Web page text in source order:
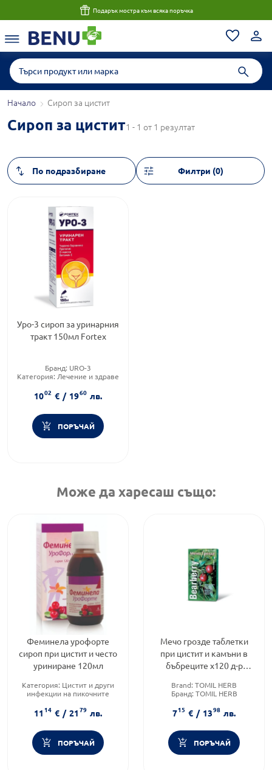
Подарък мостра към всяка поръчка
Начало Сироп за цистит
Сироп за цистит1 - 1 от 1 резултат
Филтри (0)
Уро-3 сироп за уринарния
тракт 150мл Fortex
Бранд: URO-3
Категория: Лечение и здраве
1002 € / 1960 лв.
ПОРЪЧАЙ
Може да харесаш също:
Феминела урофорте
сироп при цистит и често
уриниране 120мл
Категория: Цистит и други
инфекции на пикочните
Предназначено за:
възрастни/деца
1114 € / 2179 лв.
ПОРЪЧАЙ
Мечо грозде таблетки
при цистит и камъни в
бъбреците х120 д-р
Brand: TOMIL HERB
Бранд: TOMIL HERB
инфекции на пикочните
пътища
715 € / 1398 лв.
ПОРЪЧАЙ